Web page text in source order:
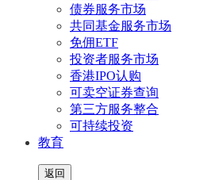
债券服务市场
共同基金服务市场
免佣ETF
投资者服务市场
香港IPO认购
可卖空证券查询
第三方服务整合
可持续投资
教育
返回